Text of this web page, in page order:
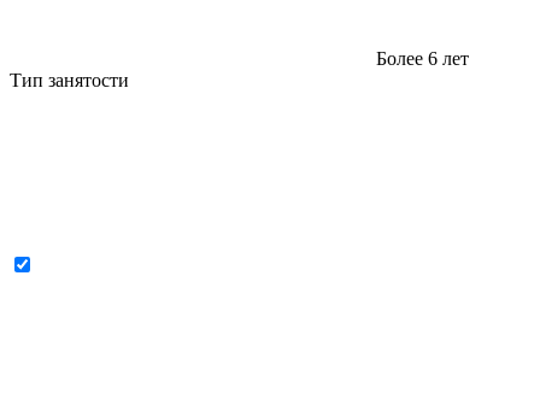
Более 6 лет
Тип занятости